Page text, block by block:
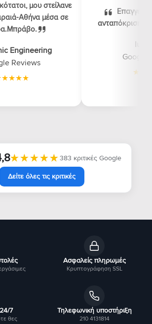
Ασφαλείς πληρωμές
Κρυπτογράφηση SSL
7
θες
Τηλεφωνική υποστήριξη
210 4131814
μου στείλανε
Αθήνα μέσα σε
Engineering
Reviews
ανταπόκριση,
Google
★★★★★
★★★★★ 383 κριτικές Google
Δείτε όλες τις κριτικές